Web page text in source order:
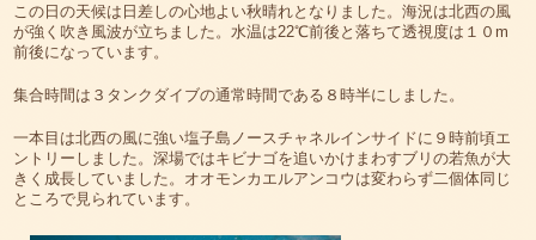
この日の天候は日差しの心地よい秋晴れとなりました。海況は北西の風
が強く吹き風波が立ちました。水温は22℃前後と落ちて透視度は１０m
前後になっています。
集合時間は３タンクダイブの通常時間である８時半にしました。
一本目は北西の風に強い塩子島ノースチャネルインサイドに９時前頃エ
ントリーしました。深場ではキビナゴを追いかけまわすブリの若魚が大
きく成長していました。オオモンカエルアンコウは変わらず二個体同じ
ところで見られています。